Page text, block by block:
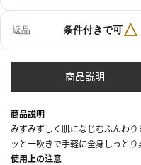
返品 条件付きで可△
商品説明
商品説明
みずみずしく肌になじむふんわ
ッと一吹きで手軽に全身しっとり
使用上の注意